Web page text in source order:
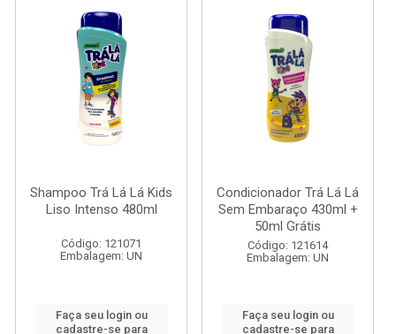
Shampoo Trá Lá Lá Kids
Liso Intenso 480ml
Código: 121071
Embalagem: UN
Faça seu login ou
cadastre-se para
Condicionador Trá Lá Lá
Sem Embaraço 430ml +
50ml Grátis
Código: 121614
Embalagem: UN
Faça seu login ou
cadastre-se para